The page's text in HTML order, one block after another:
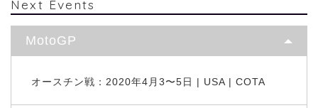
Next Events
MotoGP
オースチン戦：2020年4月3〜5日 | USA | COTA